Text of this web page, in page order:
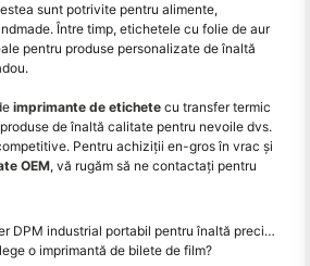
sunt potrivite pentru alimente,
Între timp, etichetele cu folie de aur
pentru produse personalizate de înaltă
imprimante de etichete cu transfer termic
de înaltă calitate pentru nevoile dvs.
Pentru achiziții en-gros în vrac și
OEM, vă rugăm să ne contactați pentru
industrial portabil pentru înaltă precizie și durabilitate
o imprimantă de bilete de film?